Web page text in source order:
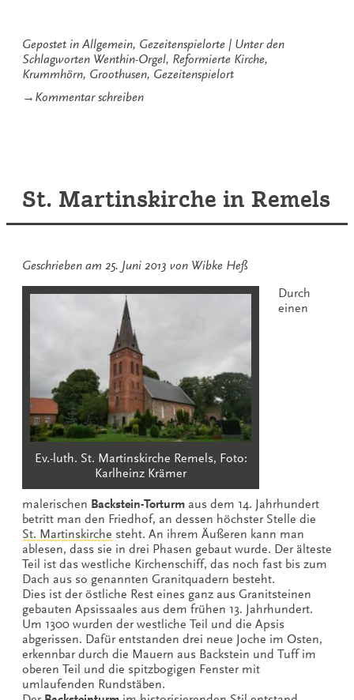
Gepostet in Allgemein, Gezeitenspielorte
Unter den
Schlagworten Wenthin-Orgel, Reformierte Kirche,
Krummhörn, Groothusen, Gezeitenspielort
→ Kommentar schreibenzu
St. Martinskirche in Remels
Geschrieben am 25. Juni 2013 von Wibke Heß
Ev.-luth. St. Martinskirche Remels, Foto:
Karlheinz Krämer
Durch
einen
malerischen Backstein-Torturm aus dem 14. Jahrhundert
betritt man den Friedhof, an dessen höchster Stelle die
St. Martinskirche steht. An ihrem Äußeren kann man
ablesen, dass sie in drei Phasen gebaut wurde. Der älteste
Teil ist das westliche Kirchenschiff, das noch fast bis zum
Dach aus so genannten Granitquadern besteht.
Dies ist der östliche Rest eines ganz aus Granitsteinen
gebauten Apsissaales aus dem frühen 13. Jahrhundert.
Um 1300 wurden der westliche Teil und die Apsis
abgerissen. Dafür entstanden drei neue Joche im Osten,
erkennbar durch die Mauern aus Backstein und Tuff im
oberen Teil und die spitzbogigen Fenster mit
umlaufenden Rundstäben.